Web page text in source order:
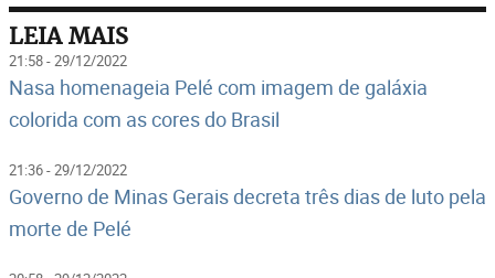
LEIA MAIS
21:58 - 29/12/2022
Nasa homenageia Pelé com imagem de galáxia
colorida com as cores do Brasil
21:36 - 29/12/2022
Governo de Minas Gerais decreta três dias de luto pela
morte de Pelé